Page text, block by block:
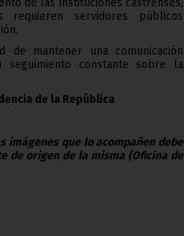
de las instituciones castrenses,
servidores públicos
mantener una comunicación
seguimiento constante sobre la
de la República
imágenes que lo acompañen debe
de origen de la misma (Oficina de